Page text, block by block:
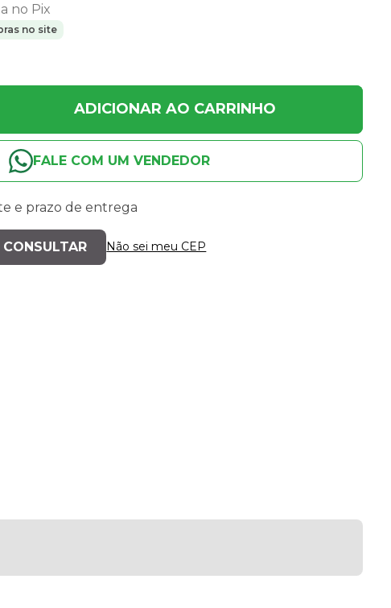
no Pix
no site
ADICIONAR AO CARRINHO
FALE COM UM VENDEDOR
e prazo de entrega
Não sei meu CEP